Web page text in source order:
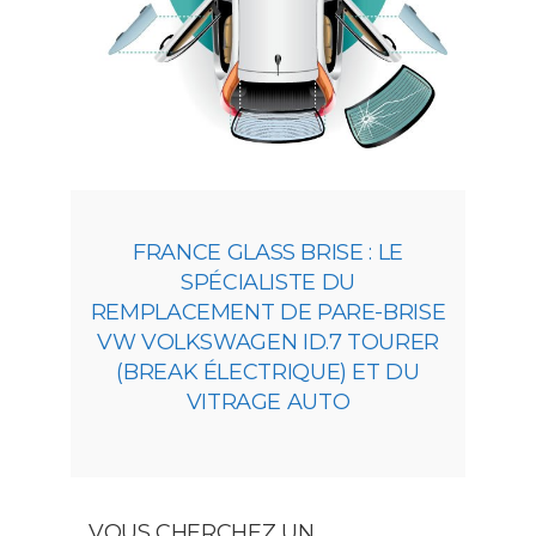
FRANCE GLASS BRISE : LE
SPÉCIALISTE DU
REMPLACEMENT DE PARE-BRISE
VW VOLKSWAGEN ID.7 TOURER
(BREAK ÉLECTRIQUE) ET DU
VITRAGE AUTO